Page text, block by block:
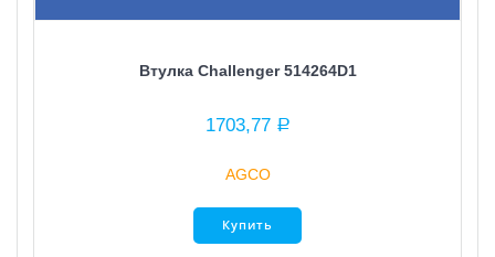
Втулка Challenger 514264D1
1703,77 Р
AGCO
Купить